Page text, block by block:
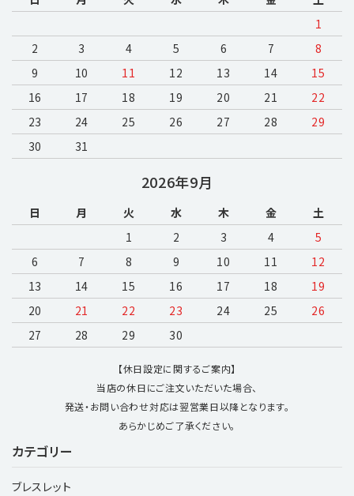
カテゴリー
ブレスレット
1
2
3 4 5 6 7
8
9
10 11 12 13 14
15
16
17 18 19 20 21
22
23
24 25 26 27 28
29
30
31
2026年9月
日 月 火 水 木 金
土
1
2 3 4
5
6
7 8 9 10 11
12
13
14 15 16 17 18
19
20
21 22 23 24 25
26
27
28 29 30
【休日設定に関するご案内】
当店の休日にご注文いただいた場合、
発送・お問い合わせ対応は翌営業日以降となります。
あらかじめご了承ください。